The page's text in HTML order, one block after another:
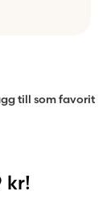
till som favorit
kr!